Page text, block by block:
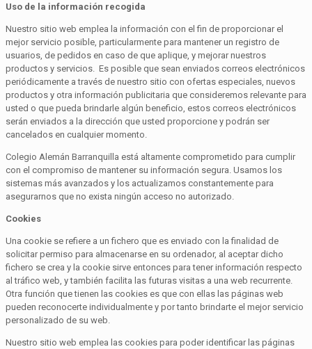
Uso de la información recogida
Nuestro sitio web emplea la información con el fin de proporcionar el
mejor servicio posible, particularmente para mantener un registro de
usuarios, de pedidos en caso de que aplique, y mejorar nuestros
productos y servicios. Es posible que sean enviados correos electrónicos
periódicamente a través de nuestro sitio con ofertas especiales, nuevos
productos y otra información publicitaria que consideremos relevante para
usted o que pueda brindarle algún beneficio, estos correos electrónicos
serán enviados a la dirección que usted proporcione y podrán ser
cancelados en cualquier momento.
Colegio Alemán Barranquilla está altamente comprometido para cumplir
con el compromiso de mantener su información segura. Usamos los
sistemas más avanzados y los actualizamos constantemente para
asegurarnos que no exista ningún acceso no autorizado.
Cookies
Una cookie se refiere a un fichero que es enviado con la finalidad de
solicitar permiso para almacenarse en su ordenador, al aceptar dicho
fichero se crea y la cookie sirve entonces para tener información respecto
al tráfico web, y también facilita las futuras visitas a una web recurrente.
Otra función que tienen las cookies es que con ellas las páginas web
pueden reconocerte individualmente y por tanto brindarte el mejor servicio
personalizado de su web.
Nuestro sitio web emplea las cookies para poder identificar las páginas